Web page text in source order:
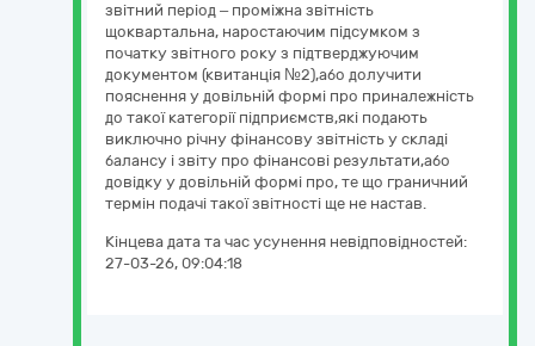
звітний період – проміжна звітність
щоквартальна, наростаючим підсумком з
початку звітного року з підтверджуючим
документом (квитанція №2),або долучити
пояснення у довільній формі про приналежність
до такої категорії підприємств,які подають
виключно річну фінансову звітність у складі
балансу і звіту про фінансові результати,або
довідку у довільній формі про, те що граничний
термін подачі такої звітності ще не настав.
Кінцева дата та час усунення невідповідностей:
27-03-26, 09:04:18